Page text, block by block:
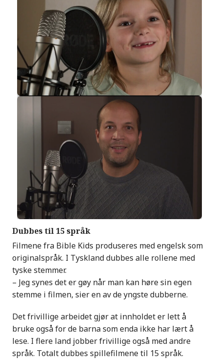
Dubbes til 15 språk
Filmene fra Bible Kids produseres med engelsk som
originalspråk. I Tyskland dubbes alle rollene med
tyske stemmer.
– Jeg synes det er gøy når man kan høre sin egen
stemme i filmen, sier en av de yngste dubberne.
Det frivillige arbeidet gjør at innholdet er lett å
bruke også for de barna som enda ikke har lært å
lese. I flere land jobber frivillige også med andre
språk. Totalt dubbes spillefilmene til 15 språk.